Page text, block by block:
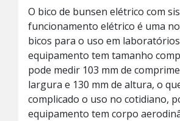
O bico de bunsen elétrico com
funcionamento elétrico é uma
bicos para o uso em
equipamento tem tamanho
pode medir 103 mm de
largura e 130 mm de altura, o
complicado o uso no cotidiano,
equipamento tem corpo